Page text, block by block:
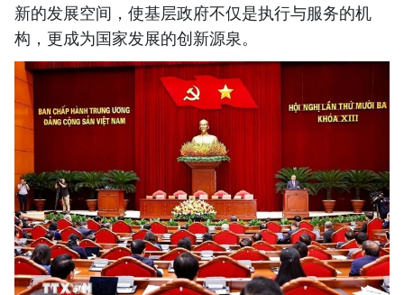
新的发展空间，使基层政府不仅是执行与服务的机
构，更成为国家发展的创新源泉。